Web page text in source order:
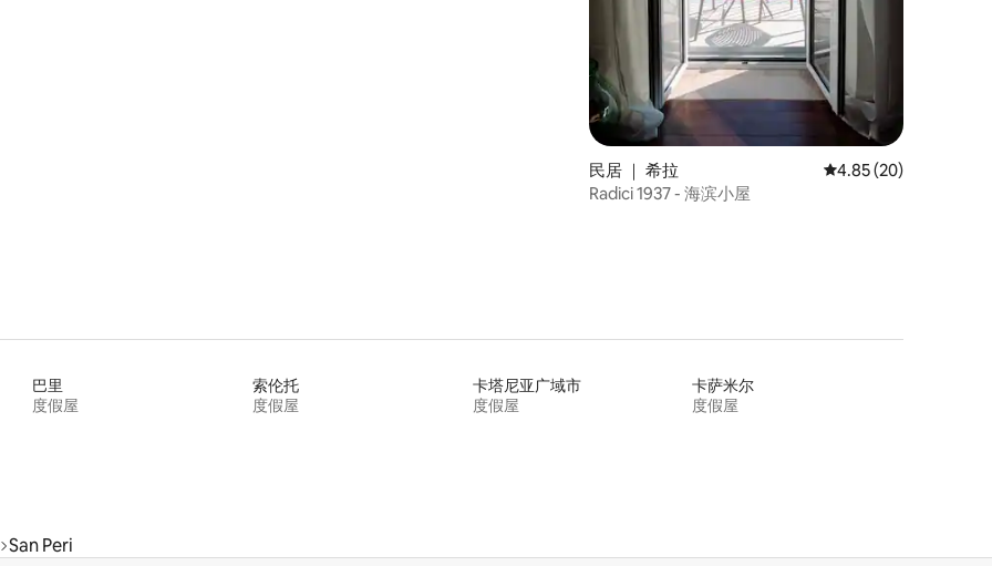
民居 ｜ 希拉 平均评分 4.85 分（满
4.85 (20)
Radici 1937 - 海滨小屋
巴里
度假屋
索伦托
度假屋
卡塔尼亚广域市
度假屋
卡萨米尔
度假屋
San Peri